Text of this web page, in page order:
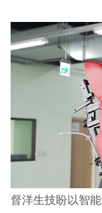
督洋生技盼以智